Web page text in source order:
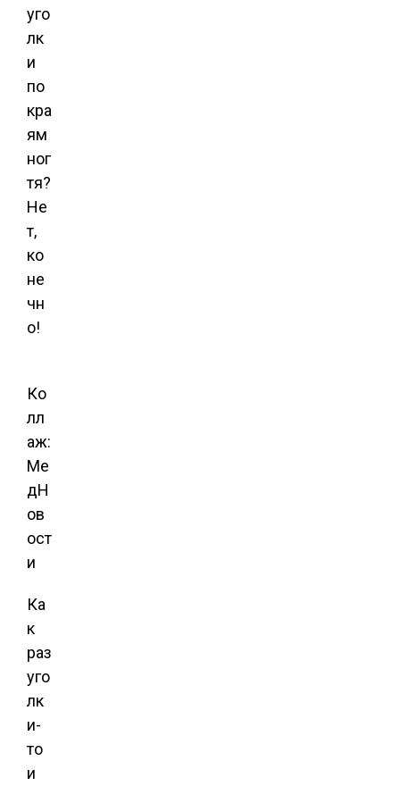
уго
лк
и
по
кра
ям
ног
тя?
Не
т,
ко
не
чн
о!
Ко
лл
аж:
Ме
дН
ов
ост
и
Ка
к
раз
уго
лк
и-
то
и